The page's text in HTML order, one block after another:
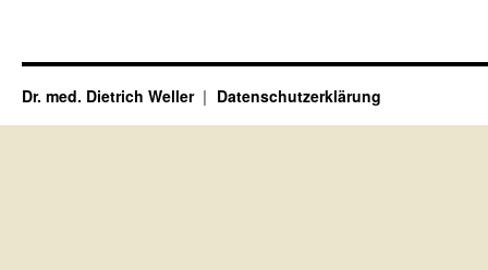
Dr. med. Dietrich Weller Datenschutzerklärung